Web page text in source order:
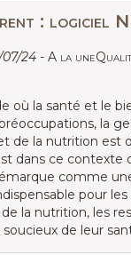
: logiciel
07/24 - A la
où la santé et le
la
de la nutrition est
dans ce contexte
comme
pour les
la nutrition, les
de leur